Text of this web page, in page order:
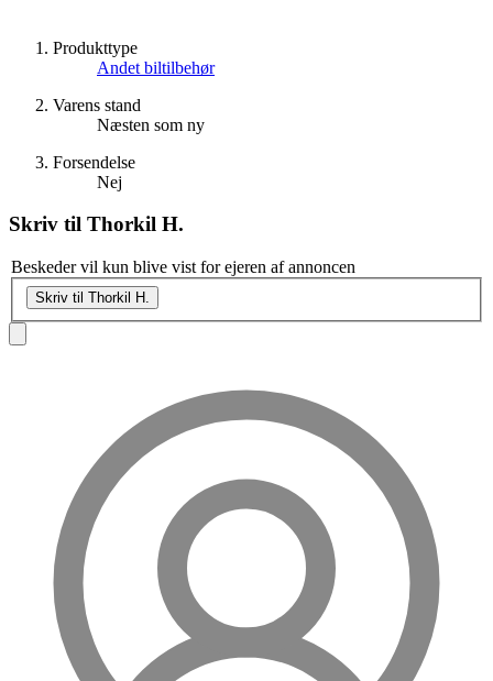
Produkttype
Andet biltilbehør
Varens stand
Næsten som ny
Forsendelse
Nej
Skriv til Thorkil H.
Beskeder vil kun blive vist for ejeren af annoncen
Skriv til Thorkil H.